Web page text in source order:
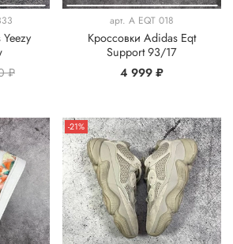
₽
арт. A EQT 018
Кроссовки Adidas Eqt
Support 93/17
4 999 ₽
-21%